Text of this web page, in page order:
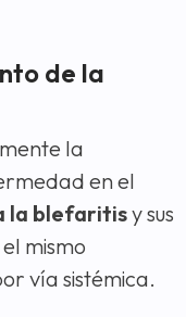
de la
la
en el
la blefaritisy sus
mismo
vía sistémica.